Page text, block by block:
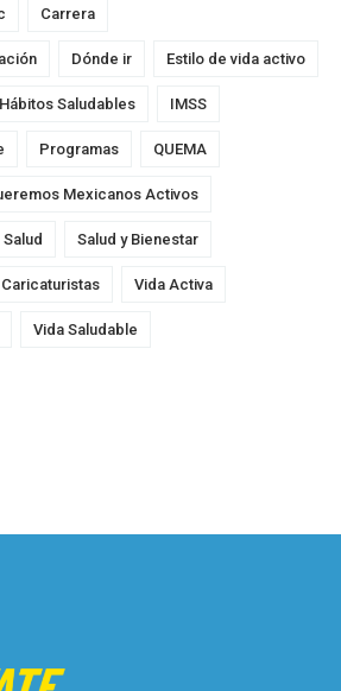
Carrera
Dónde ir Estilo de vida activo
Hábitos Saludables IMSS
Programas QUEMA
Mexicanos Activos
Salud Salud y Bienestar
Vida Activa
Vida Saludable